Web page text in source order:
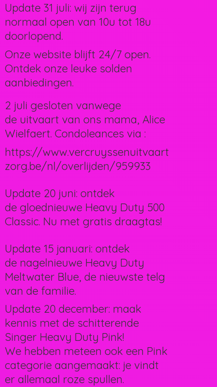
Update 31 juli: wij zijn terug
normaal open van 10u tot 18u
doorlopend.
Onze website blijft 24/7 open.
Ontdek onze leuke solden
aanbiedingen.
2 juli gesloten vanwege
de uitvaart van ons mama, Alice
Wielfaert. Condoleances via :
https://www.vercruyssenuitvaart
zorg.be/nl/overlijden/959933
Update 20 juni: ontdek
de gloednieuwe Heavy Duty 500
Classic. Nu met gratis draagtas!
Update 15 januari: ontdek
de nagelnieuwe Heavy Duty
Meltwater Blue, de nieuwste telg
van de familie.
Update 20 december: maak
kennis met de schitterende
Singer Heavy Duty Pink!
We hebben meteen ook een Pink
categorie aangemaakt: je vindt
er allemaal roze spullen.